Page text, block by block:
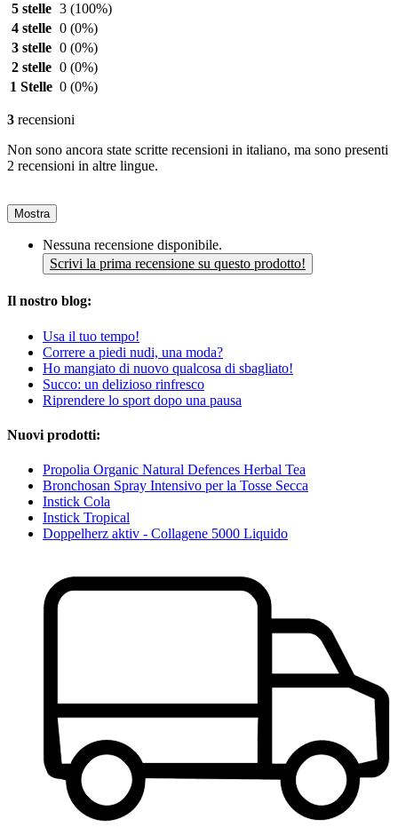
5 stelle 3 (100%)
4 stelle 0 (0%)
3 stelle 0 (0%)
2 stelle 0 (0%)
1 Stelle 0 (0%)
3 recensioni
Non sono ancora state scritte recensioni in italiano, ma sono presenti
2 recensioni in altre lingue.
Mostra
Nessuna recensione disponibile.
Scrivi la prima recensione su questo prodotto!
Il nostro blog:
Usa il tuo tempo!
Correre a piedi nudi, una moda?
Ho mangiato di nuovo qualcosa di sbagliato!
Succo: un delizioso rinfresco
Riprendere lo sport dopo una pausa
Nuovi prodotti:
Propolia Organic Natural Defences Herbal Tea
Bronchosan Spray Intensivo per la Tosse Secca
Instick Cola
Instick Tropical
Doppelherz aktiv - Collagene 5000 Liquido